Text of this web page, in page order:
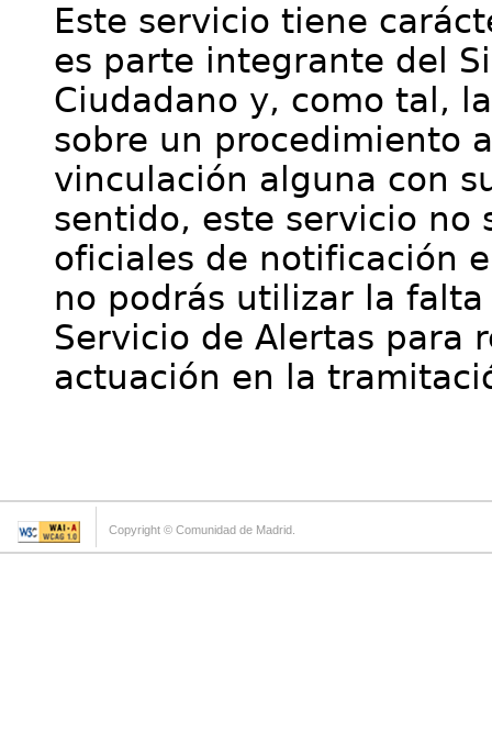
Este servicio tiene
es parte integrante del
Ciudadano y, como tal,
sobre un procedimiento
vinculación alguna con
sentido, este servicio no
oficiales de notificación
no podrás utilizar la
Servicio de Alertas para
actuación en la
Copyright © Comunidad de Madrid.